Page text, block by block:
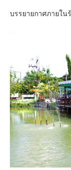
สโลเวเนีย
มอนเตรเนโกร
บอสเนียและเฮ
ญี่ปุ่น
คันโต-โตเกียว
คันไซ-โอซาก้า
คิวชู – ฟุกุโอกะ
ฟูจิ
บรรยายกาศภายใ